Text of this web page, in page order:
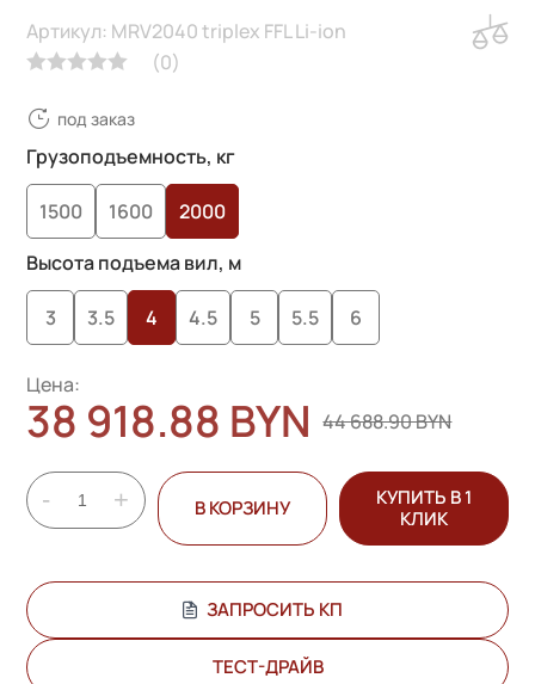
(0)
Артикул: MRV2040 triplex FFL Li-ion
под заказ
Грузоподъемность, кг
1500 1600
2000
Высота подъема вил, м
3 3.5 4 4.5 5 5.5 6
Цена:
38 918.88 BYN 44 688.90 BYN
- + В КОРЗИНУ
КУПИТЬ В 1
КЛИК
ЗАПРОСИТЬ КП
ТЕСТ-ДРАЙВ